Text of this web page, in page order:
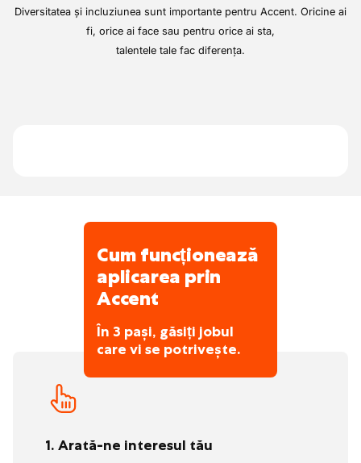
Europa. În caz de accident sau pană,
aventurierii lor sunt bucuroși să te ajute.
Sunt cunoscuți pentru pasiunea și dragostea
Diversitatea și incluziunea sunt importante pentru Accent. Oricine ai
fi, orice ai face sau pentru orice ai sta,
talentele tale fac diferența.
Cum funcționează
aplicarea prin
Accent
În 3 pași, găsiți jobul
care vi se potrivește.
1. Arată-ne interesul tău